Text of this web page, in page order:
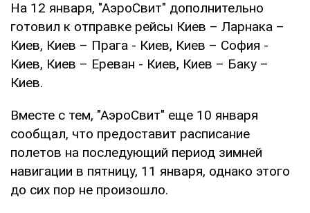
На 12 января, "АэроСвит" дополнительно
готовил к отправке рейсы Киев – Ларнака –
Киев, Киев – Прага - Киев, Киев – София -
Киев, Киев – Ереван - Киев, Киев – Баку –
Киев.
Вместе с тем, "АэроСвит" еще 10 января
сообщал, что предоставит расписание
полетов на последующий период зимней
навигации в пятницу, 11 января, однако этого
до сих пор не произошло.